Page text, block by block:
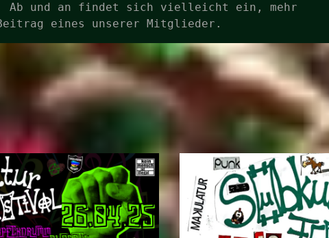
Ab und an findet sich vielleicht ein, mehr
eines unserer Mitglieder.